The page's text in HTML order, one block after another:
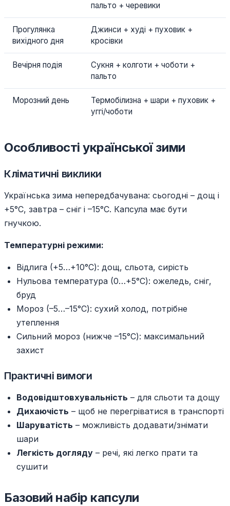
пальто + черевики
Прогулянка
вихідного дня
Джинси + худі + пуховик +
кросівки
Вечірня подія
Сукня + колготи + чоботи +
пальто
Морозний день
Термобілизна + шари + пуховик +
уггі/чоботи
Особливості української зими
Кліматичні виклики
Українська зима непередбачувана: сьогодні – дощ і
+5°C, завтра – сніг і –15°C. Капсула має бути
гнучкою.
Температурні режими:
Відлига (+5…+10°C): дощ, сльота, сирість
Нульова температура (0…+5°C): ожеледь, сніг,
бруд
Мороз (–5…–15°C): сухий холод, потрібне
утеплення
Сильний мороз (нижче –15°C): максимальний
захист
Практичні вимоги
Водовідштовхувальність – для сльоти та дощу
Дихаючість – щоб не перегріватися в транспорті
Шаруватість – можливість додавати/знімати
шари
Легкість догляду – речі, які легко прати та
сушити
Базовий набір капсули